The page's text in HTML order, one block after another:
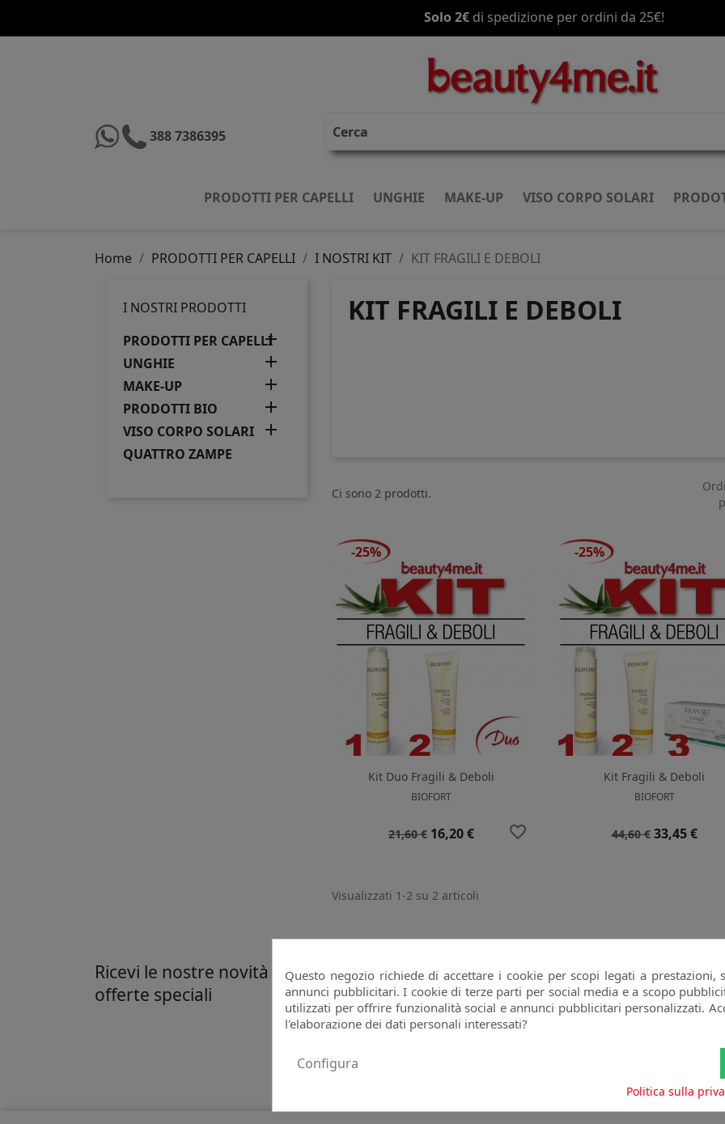
Solo 2€di spedizione per ordini da 25€!
388 7386395
PRODOTTI PER CAPELLI UNGHIE MAKE-UP VISO CORPO SOLARI
Home PRODOTTI PER CAPELLI I NOSTRI KIT KIT FRAGILI E DEBOLI
I NOSTRI PRODOTTI
PRODOTTI PER CAPELLI

UNGHIE 
MAKE-UP 
PRODOTTI BIO 
VISO CORPO SOLARI 
QUATTRO ZAMPE
KIT FRAGILI E DEBOLI
Ci sono 2 prodotti.
Kit Duo Fragili & Deboli
BIOFORT
Prezzo
21,60 € Prezzo
16,20 €
-25%
favorite_border
Kit Fragili & Deboli
BIOFORT
Prezzo
44,60 € Prezzo
33,45 €
-25%
Visualizzati 1-2 su 2 articoli
Ricevi le nostre novità e le
offerte speciali
Puoi annullare l'iscrizione in ogni momenti. A questo scopo, cerca le info di
contatto nelle note legali.
trattamento dei miei dati personali
Questo negozio richiede di accettare i cookie per scopi legati a prestazioni,
annunci pubblicitari. I cookie di terze parti per social media e a scopo
utilizzati per offrire funzionalità social e annunci pubblicitari personalizzati.
l'elaborazione dei dati personali interessati?
Configura
Politica sulla